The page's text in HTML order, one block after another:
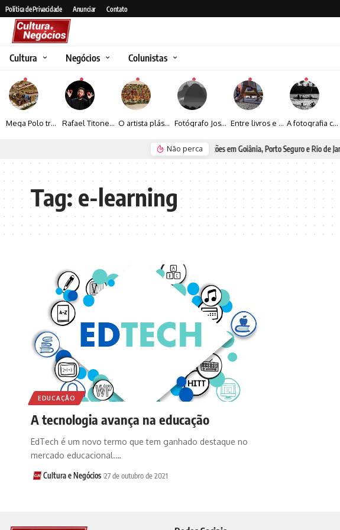
Política de Privacidade Anunciar Contato
Cultura Negócios Colunistas
Mega Polo transforma lançamento de coleção em plataforma nacional de negócios e projeta crescimento de mais de 15% Rafael Titonelly leva magia e acolhimento a crianças em tratamento oncológico em Juiz de Fora O artista plástico Jorge Luiz transforma sustentabilidade e criatividade em arte contemporânea Fotógrafo José Roberto apresenta um olhar sensível sobre arquitetura, formas e luz na fotografia Entre livros e fotografia autoral, Sebastião Reis consolida uma trajetória marcada pelo olhar artístico A fotografia contemporânea de Cynthia Feyh Jappur entre luz, movimento e arte
Não perca Espraiada Festival 2026 aposta na
Tag:e-learning
EDUCAÇÃO
A tecnologia avança na educação
EdTech é um novo termo que tem ganhado destaque no
mercado educacional.…
Cultura e Negócios 27 de outubro de 2021